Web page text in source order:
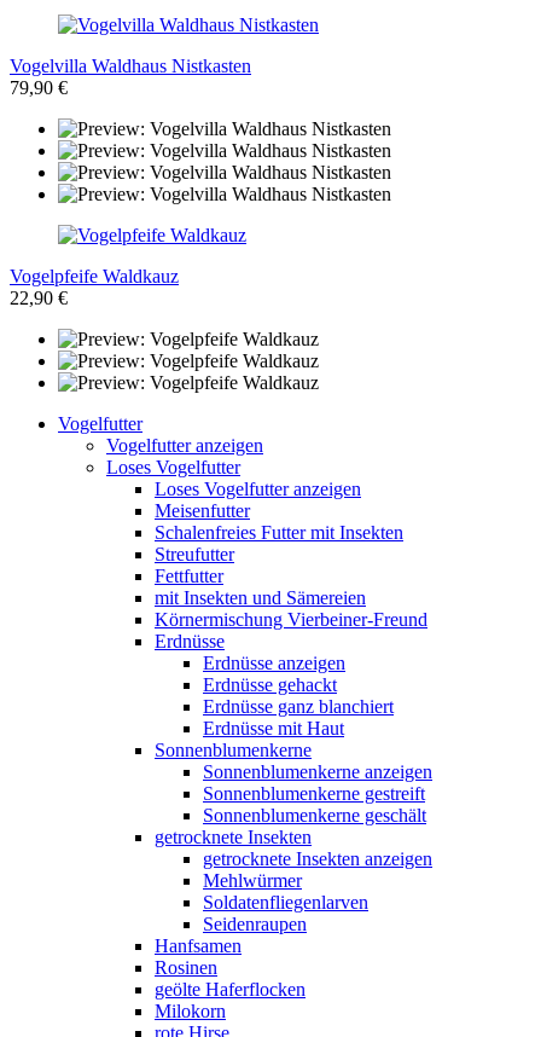
Vogelvilla Waldhaus Nistkasten
79,90 €
Vogelpfeife Waldkauz
22,90 €
Vogelfutter
Vogelfutter anzeigen
Loses Vogelfutter
Loses Vogelfutter anzeigen
Meisenfutter
Schalenfreies Futter mit Insekten
Streufutter
Fettfutter
mit Insekten und Sämereien
Körnermischung Vierbeiner-Freund
Erdnüsse
Erdnüsse anzeigen
Erdnüsse gehackt
Erdnüsse ganz blanchiert
Erdnüsse mit Haut
Sonnenblumenkerne
Sonnenblumenkerne anzeigen
Sonnenblumenkerne gestreift
Sonnenblumenkerne geschält
getrocknete Insekten
getrocknete Insekten anzeigen
Mehlwürmer
Soldatenfliegenlarven
Seidenraupen
Hanfsamen
Rosinen
geölte Haferflocken
Milokorn
rote Hirse